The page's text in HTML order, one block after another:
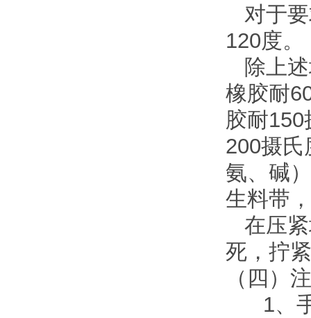
对于要
120度。
除上述
橡胶耐
胶耐
200摄
氨、碱
生料带
在压紧
死，拧
（四）
1、手